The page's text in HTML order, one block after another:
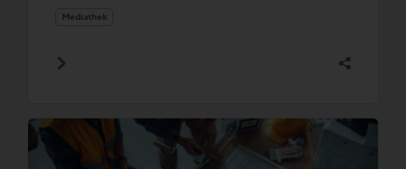
Mediathek